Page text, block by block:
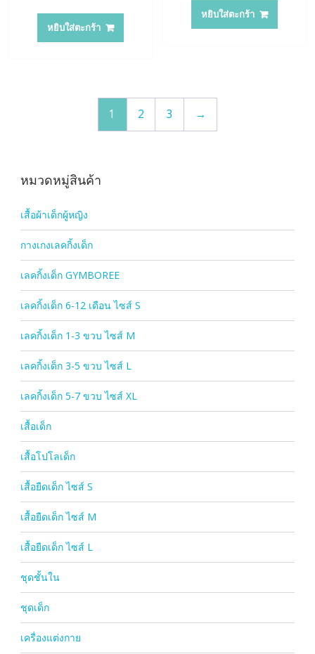
หยิบใส่ตะกร้า
หยิบใส่ตะกร้า
1 2 3 →
หมวดหมู่สินค้า
เสื้อผ้าเด็กผู้หญิง
กางเกงเลคกิ้งเด็ก
เลคกิ้งเด็ก GYMBOREE
เลคกิ้งเด็ก 6-12 เดือน ไซส์ S
เลคกิ้งเด็ก 1-3 ขวบ ไซส์ M
เลคกิ้งเด็ก 3-5 ขวบ ไซส์ L
เลคกิ้งเด็ก 5-7 ขวบ ไซส์ XL
เสื้อเด็ก
เสื้อโปโลเด็ก
เสื้อยืดเด็ก ไซส์ S
เสื้อยืดเด็ก ไซส์ M
เสื้อยืดเด็ก ไซส์ L
ชุดชั้นใน
ชุดเด็ก
เครื่องแต่งกาย